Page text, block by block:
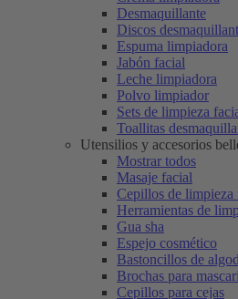
Desmaquillante
Discos
Espuma limpiadora
Jabón facial
Leche limpiadora
Polvo limpiador
Sets de limpieza
Toallitas
Utensilios y accesorios
Mostrar todos
Masaje facial
Cepillos de limpieza
Herramientas de
Gua sha
Espejo cosmético
Bastoncillos de
Brochas para
Cepillos para cejas